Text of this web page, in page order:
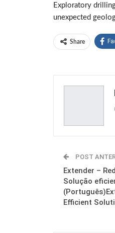
Exploratory
unexpected
Share
POST
Extender –
Solução
Efficient